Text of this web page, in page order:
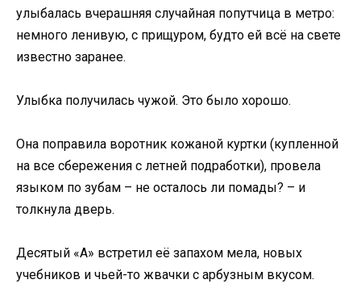
улыбалась вчерашняя случайная попутчица в метро:
немного ленивую, с прищуром, будто ей всё на свете
известно заранее.
Улыбка получилась чужой. Это было хорошо.
Она поправила воротник кожаной куртки (купленной
на все сбережения с летней подработки), провела
языком по зубам – не осталось ли помады? – и
толкнула дверь.
Десятый «А» встретил её запахом мела, новых
учебников и чьей-то жвачки с арбузным вкусом.